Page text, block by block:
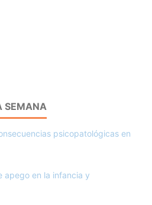
SEMANA
psicopatológicas en
apego en la infancia y